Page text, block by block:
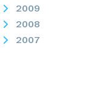
2009
2008
2007